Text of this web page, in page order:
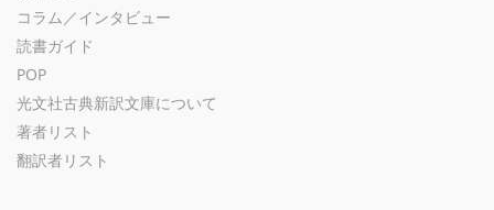
コラム／インタビュー
読書ガイド
POP
光文社古典新訳文庫について
著者リスト
翻訳者リスト